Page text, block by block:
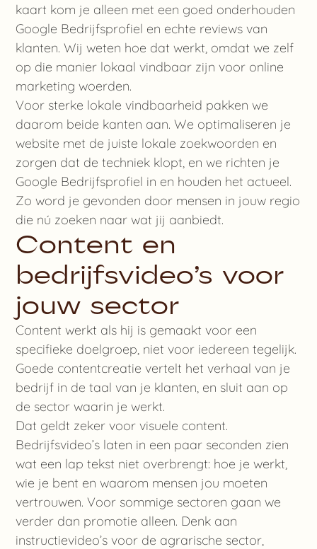
kaart kom je alleen met een goed onderhouden
Google Bedrijfsprofiel en echte reviews van
klanten. Wij weten hoe dat werkt, omdat we zelf
op die manier lokaal vindbaar zijn voor online
marketing woerden.
Voor sterke lokale vindbaarheid pakken we
daarom beide kanten aan. We optimaliseren je
website met de juiste lokale zoekwoorden en
zorgen dat de techniek klopt, en we richten je
Google Bedrijfsprofiel in en houden het actueel.
Zo word je gevonden door mensen in jouw regio
die nú zoeken naar wat jij aanbiedt.
Content en
bedrijfsvideo’s voor
jouw sector
Content werkt als hij is gemaakt voor een
specifieke doelgroep, niet voor iedereen tegelijk.
Goede contentcreatie vertelt het verhaal van je
bedrijf in de taal van je klanten, en sluit aan op
de sector waarin je werkt.
Dat geldt zeker voor visuele content.
Bedrijfsvideo’s laten in een paar seconden zien
wat een lap tekst niet overbrengt: hoe je werkt,
wie je bent en waarom mensen jou moeten
vertrouwen. Voor sommige sectoren gaan we
verder dan promotie alleen. Denk aan
instructievideo’s voor de agrarische sector,